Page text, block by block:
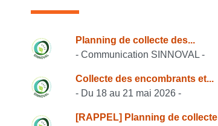
Consulter également
Planning de collecte des...
- Communication SINNOVAL -
Collecte des encombrants et...
- Du 18 au 21 mai 2026 -
[RAPPEL] Planning de collecte